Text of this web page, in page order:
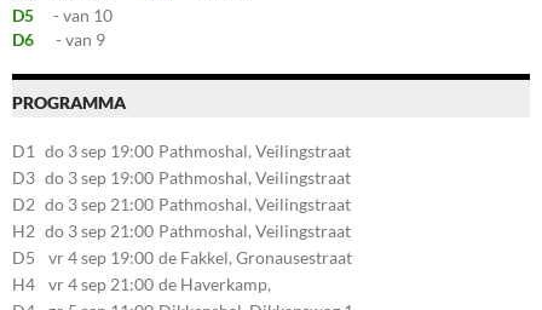
D5
- van 10
D6
- van 9
PROGRAMMA
D1 do 3 sep 19:00 Pathmoshal, Veilingstraat
20, 7545LZ Enschede
D3 do 3 sep 19:00 Pathmoshal, Veilingstraat
20, 7545LZ Enschede
D2 do 3 sep 21:00 Pathmoshal, Veilingstraat
20, 7545LZ Enschede
H2 do 3 sep 21:00 Pathmoshal, Veilingstraat
20, 7545LZ Enschede
D5 vr 4 sep 19:00 de Fakkel, Gronausestraat
107, 7581CE Losser
H4 vr 4 sep 21:00 de Haverkamp,
Stationsstraat 30, 7475AM